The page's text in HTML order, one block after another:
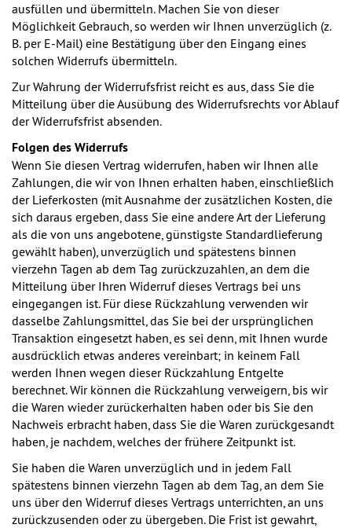
ausfüllen und übermitteln. Machen Sie von dieser
Möglichkeit Gebrauch, so werden wir Ihnen unverzüglich (z.
B. per E-Mail) eine Bestätigung über den Eingang eines
solchen Widerrufs übermitteln.
Zur Wahrung der Widerrufsfrist reicht es aus, dass Sie die
Mitteilung über die Ausübung des Widerrufsrechts vor Ablauf
der Widerrufsfrist absenden.
Folgen des Widerrufs
Wenn Sie diesen Vertrag widerrufen, haben wir Ihnen alle
Zahlungen, die wir von Ihnen erhalten haben, einschließlich
der Lieferkosten (mit Ausnahme der zusätzlichen Kosten, die
sich daraus ergeben, dass Sie eine andere Art der Lieferung
als die von uns angebotene, günstigste Standardlieferung
gewählt haben), unverzüglich und spätestens binnen
vierzehn Tagen ab dem Tag zurückzuzahlen, an dem die
Mitteilung über Ihren Widerruf dieses Vertrags bei uns
eingegangen ist. Für diese Rückzahlung verwenden wir
dasselbe Zahlungsmittel, das Sie bei der ursprünglichen
Transaktion eingesetzt haben, es sei denn, mit Ihnen wurde
ausdrücklich etwas anderes vereinbart; in keinem Fall
werden Ihnen wegen dieser Rückzahlung Entgelte
berechnet. Wir können die Rückzahlung verweigern, bis wir
die Waren wieder zurückerhalten haben oder bis Sie den
Nachweis erbracht haben, dass Sie die Waren zurückgesandt
haben, je nachdem, welches der frühere Zeitpunkt ist.
Sie haben die Waren unverzüglich und in jedem Fall
spätestens binnen vierzehn Tagen ab dem Tag, an dem Sie
uns über den Widerruf dieses Vertrags unterrichten, an uns
zurückzusenden oder zu übergeben. Die Frist ist gewahrt,